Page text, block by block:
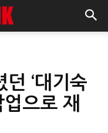
‘대기숙
으로 재